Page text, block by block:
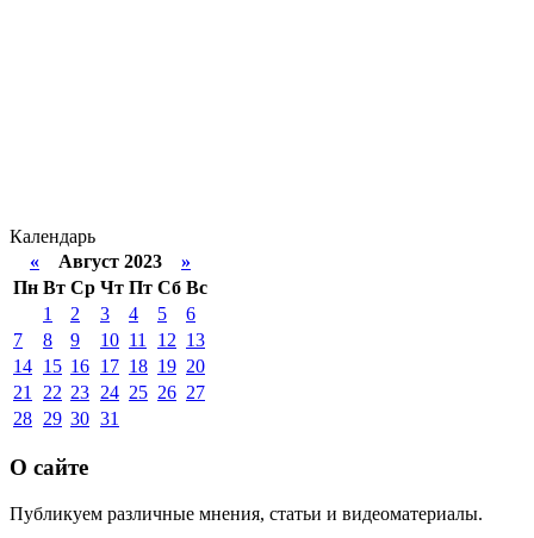
Календарь
« Август 2023 »
Пн Вт Ср Чт Пт Сб Вс
1
2 3 4 5
6
7
8 9 10 11 12 13
14 15 16 17 18 19 20
21
22 23 24 25 26 27
28 29 30 31
О сайте
Публикуем различные мнения, статьи и видеоматериалы.